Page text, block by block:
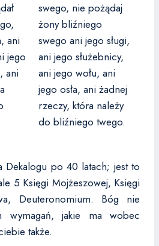
ani
jego
ani
swego, nie pożądaj
żony bliźniego
swego ani jego sługi,
ani jego służebnicy,
ani jego wołu, ani
jego osła, ani żadnej
rzeczy, która należy
do bliźniego twego.
Dekalogu po 40 latach; jest to
5 Księgi Mojżeszowej, Księgi
Deuteronomium. Bóg nie
wymagań, jakie ma wobec
także.